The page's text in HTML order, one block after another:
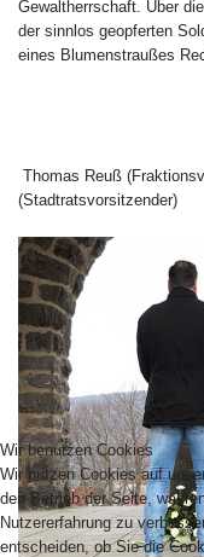
Gewaltherrschaft. Über
der sinnlos geopferten
eines Blumenstraußes
Thomas Reuß
(Stadtratsvorsitzender)
Wir benutzen Cookies
Wir nutzen Cookies auf
den Betrieb der Seite,
Nutzererfahrung zu
entscheiden, ob Sie die